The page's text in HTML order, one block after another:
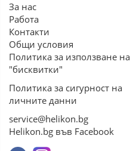
За нас
Работа
Контакти
Общи условия
Политика за използване на
"бисквитки"
Политика за сигурност на
личните данни
service@helikon.bg
Helikon.bg във Facebook